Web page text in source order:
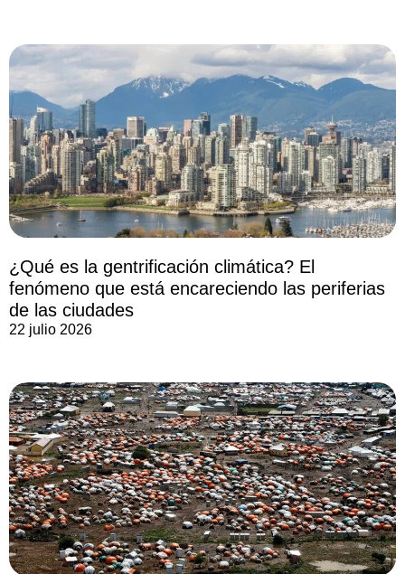
¿Qué es la gentrificación climática? El
fenómeno que está encareciendo las periferias
de las ciudades
22 julio 2026